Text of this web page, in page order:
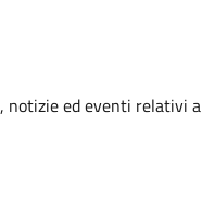
notizie ed eventi relativi a